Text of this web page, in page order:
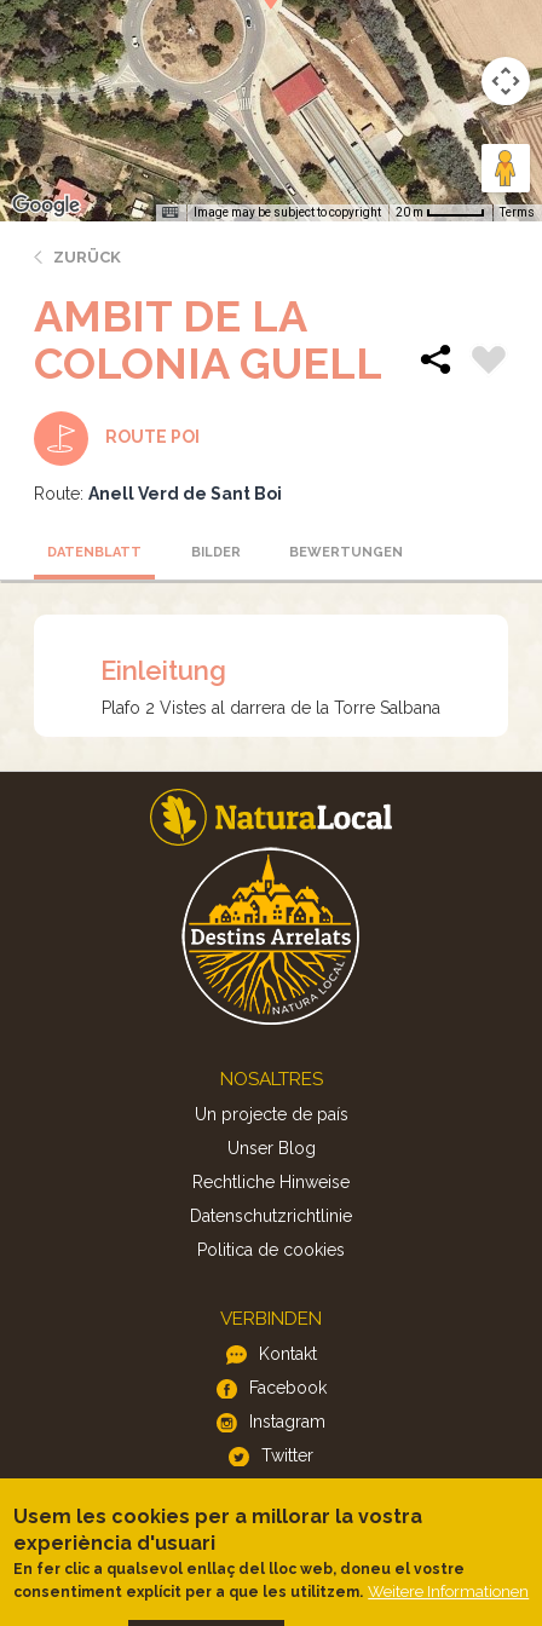
Image may be subject to copyright 20 m Terms
ZURÜCK
AMBIT DE LA
COLONIA GUELL
ROUTE POI
Route: Anell Verd de Sant Boi
DATENBLATT BILDER BEWERTUNGEN
Einleitung
Plafo 2 Vistes al darrera de la Torre Salbana
NOSALTRES
Un projecte de país
Unser Blog
Rechtliche Hinweise
Datenschutzrichtlinie
Politica de cookies
VERBINDEN
Kontakt
Facebook
Instagram
Twitter
APP
iOS
Android
Usem les cookies per a millorar la vostra
experiència d'usuari
En fer clic a qualsevol enllaç del lloc web, doneu el vostre
consentiment explícit per a que les utilitzem. Weitere Informationen